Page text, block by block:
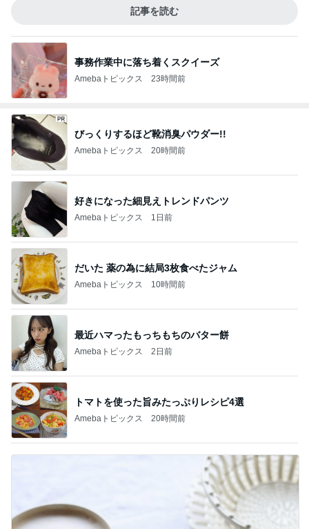
記事を読む
事務作業中に落ち着くスクイーズ
Amebaトピックス 23時間前
びっくりするほど靴消臭パウダー!!
Amebaトピックス 20時間前
好きになった細見えトレンドパンツ
Amebaトピックス 1日前
だいた 薬の為に結局3枚食べたジャム
Amebaトピックス 10時間前
最近ハマったもっちもちのバター餅
Amebaトピックス 2日前
トマトを使った旨みたっぷりレシピ4選
Amebaトピックス 20時間前